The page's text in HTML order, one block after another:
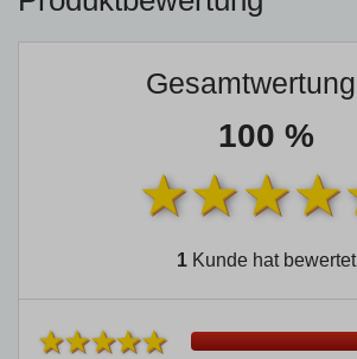
Gesamtwertung
100 %
1Kunde hat bewertet